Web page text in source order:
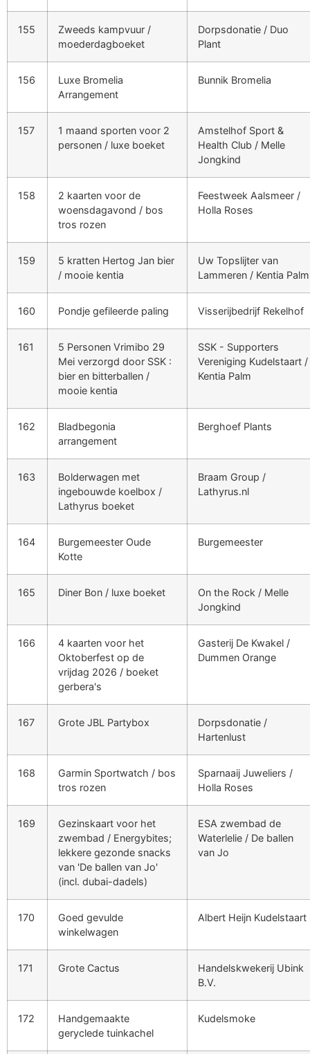
155
Zweeds kampvuur /
moederdagboeket
Dorpsdonatie / Duo
Plant
156
Luxe Bromelia
Arrangement
Bunnik Bromelia
157
1 maand sporten voor 2
personen / luxe boeket
Amstelhof Sport &
Health Club / Melle
Jongkind
158
2 kaarten voor de
woensdagavond / bos
tros rozen
Feestweek Aalsmeer /
Holla Roses
159
5 kratten Hertog Jan bier
/ mooie kentia
Uw Topslijter van
Lammeren / Kentia Palm
160 Pondje gefileerde paling Visserijbedrijf Rekelhof
161
5 Personen Vrimibo 29
Mei verzorgd door SSK :
bier en bitterballen /
mooie kentia
SSK - Supporters
Vereniging Kudelstaart /
Kentia Palm
162
Bladbegonia
arrangement
Berghoef Plants
163
Bolderwagen met
ingebouwde koelbox /
Lathyrus boeket
Braam Group /
Lathyrus.nl
164
Burgemeester Oude
Kotte
Burgemeester
165 Diner Bon / luxe boeket
On the Rock / Melle
Jongkind
166
4 kaarten voor het
Oktoberfest op de
vrijdag 2026 / boeket
gerbera's
Gasterij De Kwakel /
Dummen Orange
167 Grote JBL Partybox
Dorpsdonatie /
Hartenlust
168
Garmin Sportwatch / bos
tros rozen
Sparnaaij Juweliers /
Holla Roses
169
Gezinskaart voor het
zwembad / Energybites;
lekkere gezonde snacks
van 'De ballen van Jo'
(incl. dubai-dadels)
ESA zwembad de
Waterlelie / De ballen
van Jo
170
Goed gevulde
winkelwagen
Albert Heijn Kudelstaart
171 Grote Cactus
Handelskwekerij Ubink
B.V.
172
Handgemaakte
geryclede tuinkachel
Kudelsmoke